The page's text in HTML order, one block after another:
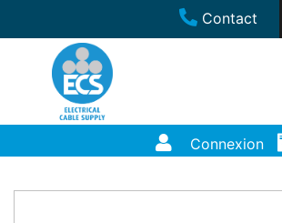
Contact
Connexion